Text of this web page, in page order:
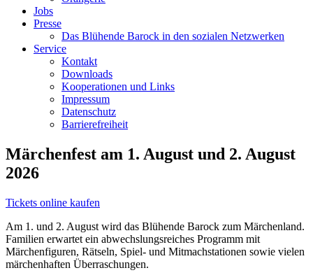
Jobs
Presse
Das Blühende Barock in den sozialen Netzwerken
Service
Kontakt
Downloads
Kooperationen und Links
Impressum
Datenschutz
Barrierefreiheit
Märchenfest am 1. August und 2. August
2026
Tickets online kaufen
Am 1. und 2. August wird das Blühende Barock zum Märchenland.
Familien erwartet ein abwechslungsreiches Programm mit
Märchenfiguren, Rätseln, Spiel- und Mitmachstationen sowie vielen
märchenhaften Überraschungen.